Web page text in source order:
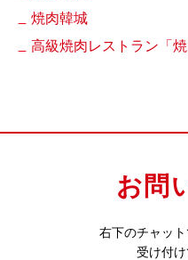
焼肉韓城
高級焼肉レストラン「焼
お問
右下のチャッ
受け付け